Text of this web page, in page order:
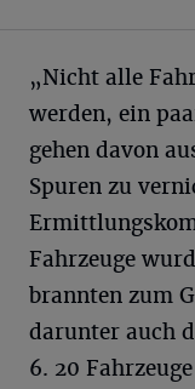
„Nicht alle
werden, ein
gehen davon
Spuren zu
Fahrzeuge
brannten zum
darunter auch
6. 20